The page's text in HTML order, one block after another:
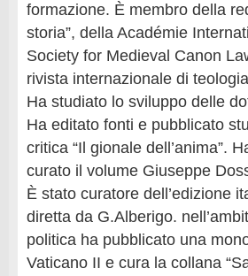
formazione. È membro della
storia”, della Académie
Society for Medieval Canon
rivista internazionale di
Ha studiato lo sviluppo delle
Ha editato fonti e pubblicato
critica “Il gionale dell’anima”.
curato il volume Giuseppe
È stato curatore dell’edizione
diretta da G.Alberigo.
politica ha pubblicato una
Vaticano II e cura la collana